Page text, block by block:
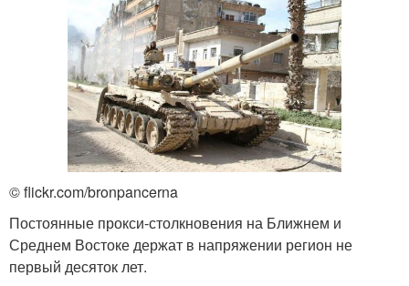
© flickr.com/bronpancerna
Постоянные прокси-столкновения на Ближнем и
Среднем Востоке держат в напряжении регион не
первый десяток лет.